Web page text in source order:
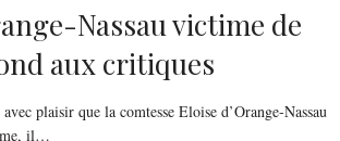
Nassau victime de
aux critiques
plaisir que la comtesse Eloise d’Orange-Nassau
il…